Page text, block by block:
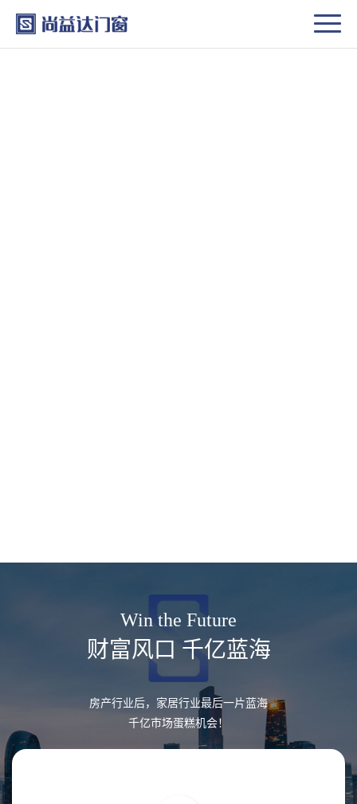
Win the Future
财富风口 千亿蓝海
房产行业后，家居行业最后一片蓝海
千亿市场蛋糕机会！